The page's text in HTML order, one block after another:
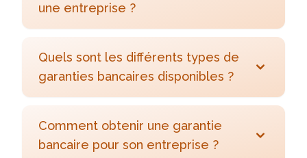
une entreprise ?
Quels sont les différents types de
garanties bancaires disponibles ?
Comment obtenir une garantie
bancaire pour son entreprise ?